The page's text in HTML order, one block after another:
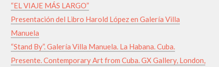
“EL VIAJE MÁS LARGO”
Presentación del Libro Harold López en Galería Villa
Manuela
“Stand By”. Galería Villa Manuela. La Habana. Cuba.
Presente. Contemporary Art from Cuba. GX Gallery, London,